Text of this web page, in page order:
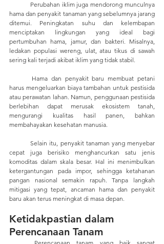
hama dan penyakit tanaman yang sebelumnya jarang
ditemui. Peningkatan suhu dan kelembapan
menciptakan lingkungan yang ideal bagi
pertumbuhan hama, jamur, dan bakteri. Misalnya,
ledakan populasi wereng, ulat, atau tikus di sawah
sering kali terjadi akibat iklim yang tidak stabil.
harus mengeluarkan biaya tambahan untuk pestisida
atau perawatan lahan. Namun, penggunaan pestisida
berlebihan dapat merusak ekosistem tanah,
mengurangi kualitas hasil panen, bahkan
membahayakan kesehatan manusia.
	Selain itu, penyakit tanaman yang menyebar
cepat juga berisiko menghancurkan satu jenis
komoditas dalam skala besar. Hal ini menimbulkan
ketergantungan pada impor, sehingga ketahanan
pangan nasional semakin rapuh. Tanpa langkah
mitigasi yang tepat, ancaman hama dan penyakit
baru akan terus meningkat di masa depan.
Ketidakpastian dalam
Perencanaan Tanam